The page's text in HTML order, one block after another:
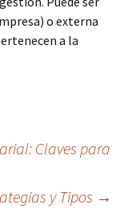
o externa
a la
Claves para
y Tipos →